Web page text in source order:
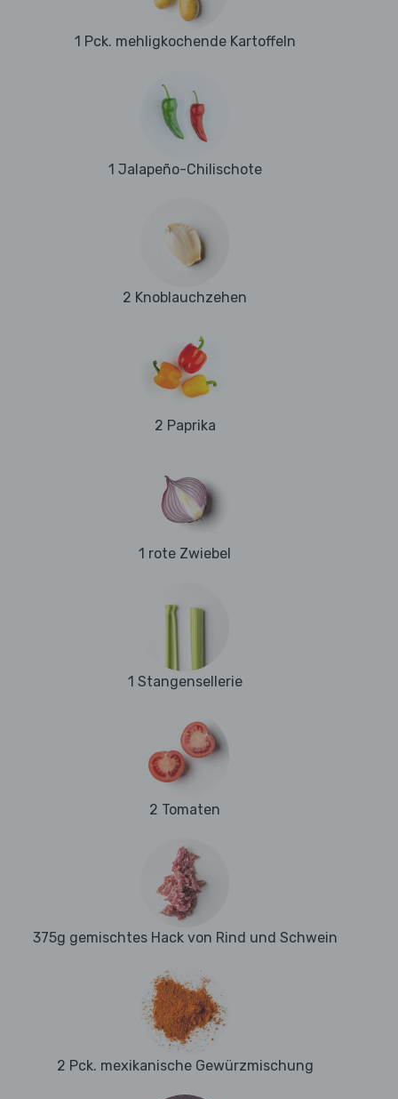
1 Pck. mehligkochende Kartoffeln
1 Jalapeño-Chilischote
2 Knoblauchzehen
2 Paprika
1 rote Zwiebel
1 Stangensellerie
2 Tomaten
375g gemischtes Hack von Rind und Schwein
2 Pck. mexikanische Gewürzmischung